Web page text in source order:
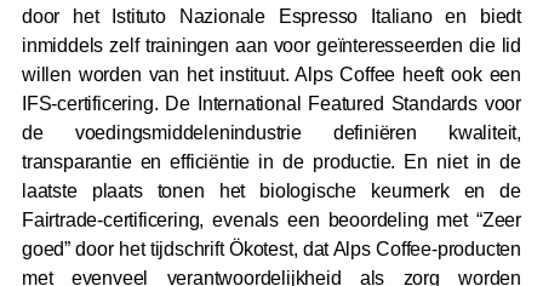
door het Istituto Nazionale Espresso Italiano en biedt
inmiddels zelf trainingen aan voor geïnteresseerden die lid
willen worden van het instituut. Alps Coffee heeft ook een
IFS-certificering. De International Featured Standards voor
de voedingsmiddelenindustrie definiëren kwaliteit,
transparantie en efficiëntie in de productie. En niet in de
laatste plaats tonen het biologische keurmerk en de
Fairtrade-certificering, evenals een beoordeling met “Zeer
goed” door het tijdschrift Ökotest, dat Alps Coffee-producten
met evenveel verantwoordelijkheid als zorg worden